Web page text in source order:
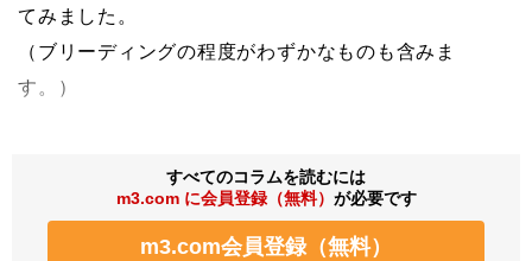
てみました。
（ブリーディングの程度がわずかなものも含みま
す。）
すべてのコラムを読むには
m3.com に会員登録（無料） が必要です
m3.com会員登録（無料）